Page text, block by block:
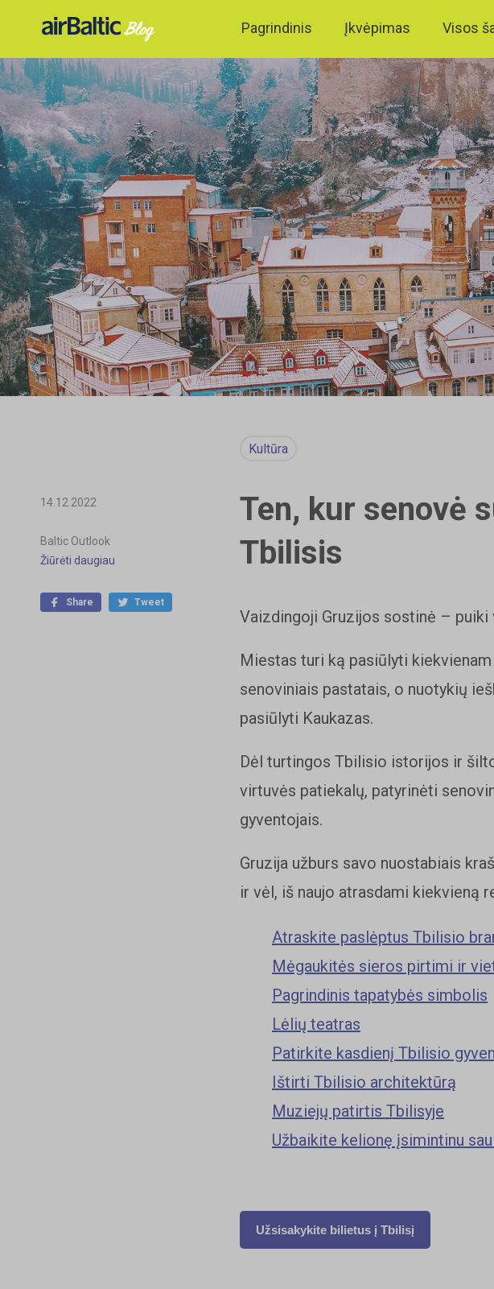
Pagrindinis Įkvėpimas Visos
14.12.2022
Baltic Outlook
Žiūrėti daugiau
Share Tweet
Kultūra
Ten, kur senovė
Tbilisis
Vaizdingoji Gruzijos sostinė –
Miestas turi ką pasiūlyti
senoviniais pastatais, o nuotykių
pasiūlyti Kaukazas.
Dėl turtingos Tbilisio istorijos ir
virtuvės patiekalų, patyrinėti
gyventojais.
Gruzija užburs savo nuostabiais
ir vėl, iš naujo atrasdami kiekvieną
Atraskite paslėptus Tbilisio
Mėgaukitės sieros pirtimi ir
Pagrindinis tapatybės simbolis
Lėlių teatras
Patirkite kasdienį Tbilisio
Ištirti Tbilisio architektūrą
Muziejų patirtis Tbilisyje
Užbaikite kelionę įsimintinu
Užsisakykite bilietus į Tbilisį